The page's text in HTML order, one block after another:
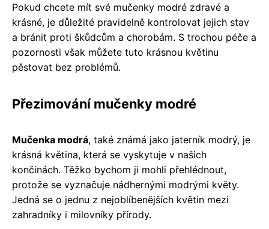
Pokud chcete mít své mučenky modré zdravé a
krásné, je důležité pravidelně kontrolovat jejich stav
a bránit proti škůdcům a chorobám. S trochou péče a
pozornosti však můžete tuto krásnou květinu
pěstovat bez problémů.
Přezimování mučenky modré
Mučenka modrá, také známá jako jaterník modrý, je
krásná květina, která se vyskytuje v našich
končinách. Těžko bychom ji mohli přehlédnout,
protože se vyznačuje nádhernými modrými květy.
Jedná se o jednu z nejoblíbenějších květin mezi
zahradníky i milovníky přírody.